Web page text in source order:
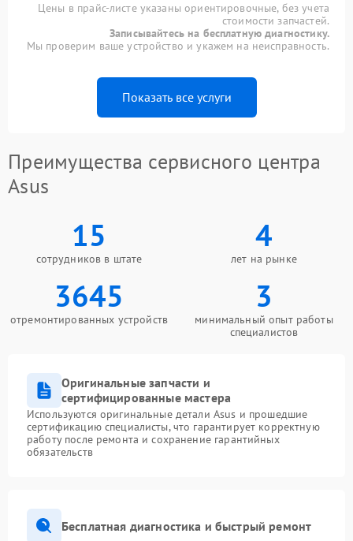
Цены в прайс-листе указаны ориентировочные, без учета
стоимости запчастей.
Записывайтесь на бесплатную диагностику.
Мы проверим ваше устройство и укажем на неисправность.
Показать все услуги
Преимущества сервисного центра
Asus
15
сотрудников в штате
4
лет на рынке
3645
отремонтированных устройств
3
минимальный опыт работы
специалистов
Оригинальные запчасти и
сертифицированные мастера
Используются оригинальные детали Asus и прошедшие
сертификацию специалисты, что гарантирует корректную
работу после ремонта и сохранение гарантийных
обязательств
Бесплатная диагностика и быстрый ремонт